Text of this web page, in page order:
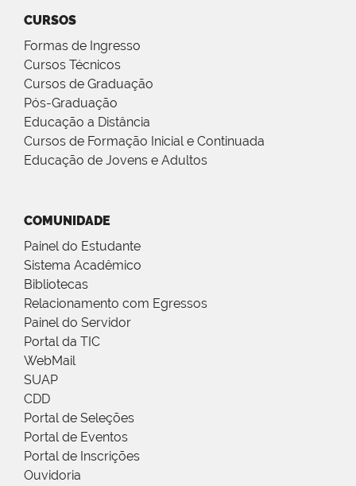
CURSOS
Formas de Ingresso
Cursos Técnicos
Cursos de Graduação
Pós-Graduação
Educação a Distância
Cursos de Formação Inicial e Continuada
Educação de Jovens e Adultos
COMUNIDADE
Painel do Estudante
Sistema Acadêmico
Bibliotecas
Relacionamento com Egressos
Painel do Servidor
Portal da TIC
WebMail
SUAP
CDD
Portal de Seleções
Portal de Eventos
Portal de Inscrições
Ouvidoria